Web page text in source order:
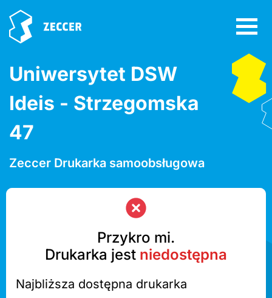
Uniwersytet DSW
Ideis - Strzegomska
47
Zeccer Drukarka samoobsługowa
Przykro mi.
Drukarka jest niedostępna
Najbliższa dostępna drukarka